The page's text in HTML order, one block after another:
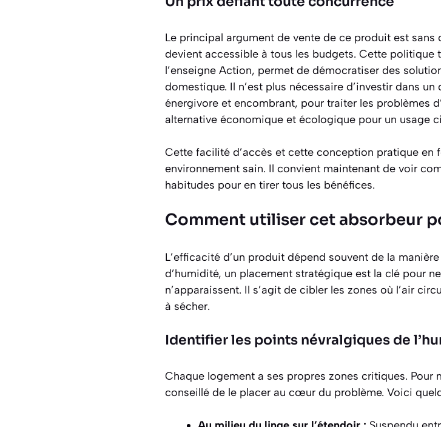
Le principal argument de vente de ce produit est sans
devient accessible à tous les budgets. Cette politique
l’enseigne Action, permet de démocratiser des
domestique. Il n’est plus nécessaire d’investir dans
énergivore et encombrant, pour traiter les problèmes
alternative économique et écologique pour un usage
Cette facilité d’accès et cette conception pratique en
environnement sain. Il convient maintenant de voir
habitudes pour en tirer tous les bénéfices.
Comment utiliser cet absorbeur
L’efficacité d’un produit dépend souvent de la
d’humidité, un placement stratégique est la clé pour
n’apparaissent. Il s’agit de cibler les zones où l’air
à sécher.
Identifier les points névralgiques de
Chaque logement a ses propres zones critiques. Pour
conseillé de le placer au cœur du problème. Voici